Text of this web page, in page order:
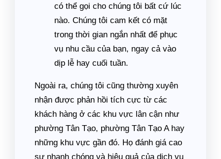
có thể gọi cho chúng tôi bất cứ lúc
nào. Chúng tôi cam kết có mặt
trong thời gian ngắn nhất để phục
vụ nhu cầu của bạn, ngay cả vào
dịp lễ hay cuối tuần.
Ngoài ra, chúng tôi cũng thường xuyên
nhận được phản hồi tích cực từ các
khách hàng ở các khu vực lân cận như
phường Tân Tạo, phường Tân Tạo A hay
những khu vực gần đó. Họ đánh giá cao
sự nhanh chóng và hiệu quả của dịch vụ